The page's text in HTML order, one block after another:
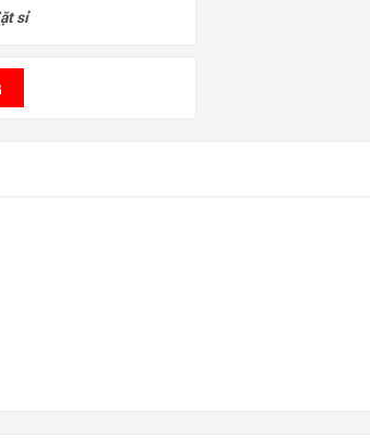
sỉ